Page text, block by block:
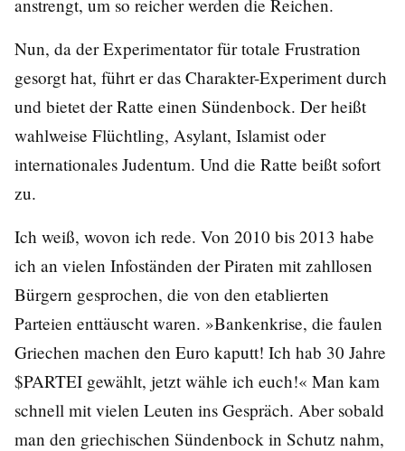
anstrengt, um so reicher werden die Reichen.
Nun, da der Experimentator für totale Frustration
gesorgt hat, führt er das Charakter-Experiment durch
und bietet der Ratte einen Sündenbock. Der heißt
wahlweise Flüchtling, Asylant, Islamist oder
internationales Judentum. Und die Ratte beißt sofort
zu.
Ich weiß, wovon ich rede. Von 2010 bis 2013 habe
ich an vielen Infoständen der Piraten mit zahllosen
Bürgern gesprochen, die von den etablierten
Parteien enttäuscht waren. »Bankenkrise, die faulen
Griechen machen den Euro kaputt! Ich hab 30 Jahre
$PARTEI gewählt, jetzt wähle ich euch!« Man kam
schnell mit vielen Leuten ins Gespräch. Aber sobald
man den griechischen Sündenbock in Schutz nahm,